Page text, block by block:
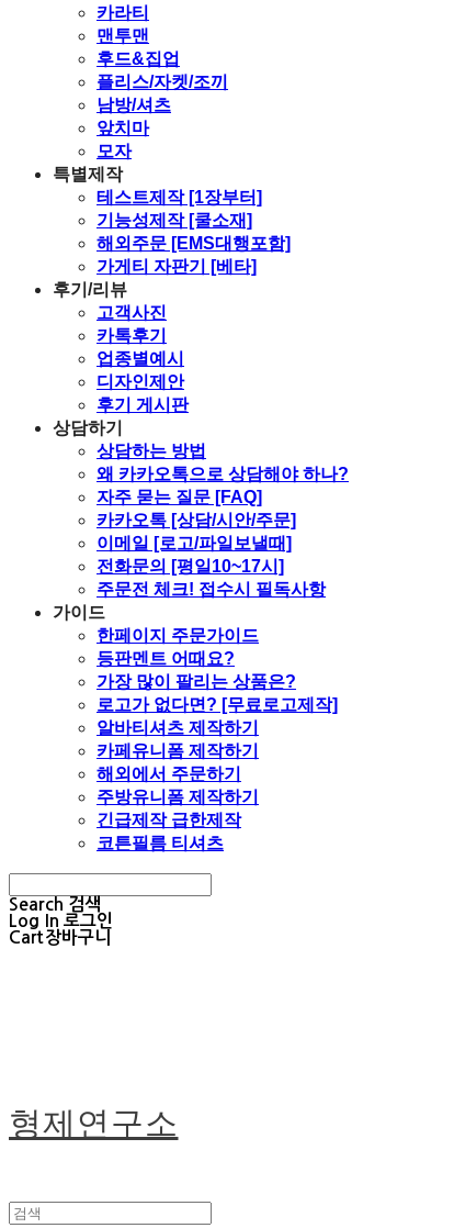
카라티
맨투맨
후드&집업
플리스/자켓/조끼
남방/셔츠
앞치마
모자
특별제작
테스트제작 [1장부터]
기능성제작 [쿨소재]
해외주문 [EMS대행포함]
가게티 자판기 [베타]
후기/리뷰
고객사진
카톡후기
업종별예시
디자인제안
후기 게시판
상담하기
상담하는 방법
왜 카카오톡으로 상담해야 하나?
자주 묻는 질문 [FAQ]
카카오톡 [상담/시안/주문]
이메일 [로고/파일보낼때]
전화문의 [평일10~17시]
주문전 체크! 접수시 필독사항
가이드
한페이지 주문가이드
등판멘트 어때요?
가장 많이 팔리는 상품은?
로고가 없다면? [무료로고제작]
알바티셔츠 제작하기
카페유니폼 제작하기
해외에서 주문하기
주방유니폼 제작하기
긴급제작 급한제작
코튼필름 티셔츠
Search 검색
Log In 로그인
Cart장바구니
형제연구소